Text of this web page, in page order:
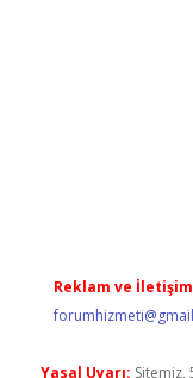
Reklam ve
Yasal Uyarı: Sitemiz,